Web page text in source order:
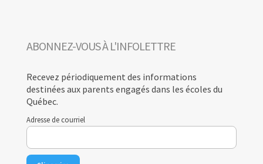
ABONNEZ-VOUS À L'INFOLETTRE
Recevez périodiquement des informations
destinées aux parents engagés dans les écoles du
Québec.
Adresse de courriel